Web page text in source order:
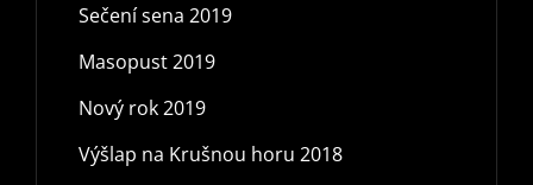
Sečení sena 2019
Masopust 2019
Nový rok 2019
Výšlap na Krušnou horu 2018